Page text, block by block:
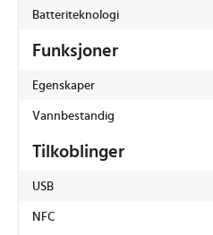
Batteriteknologi
Funksjoner
Egenskaper
Vannbestandig
Tilkoblinger
USB
NFC